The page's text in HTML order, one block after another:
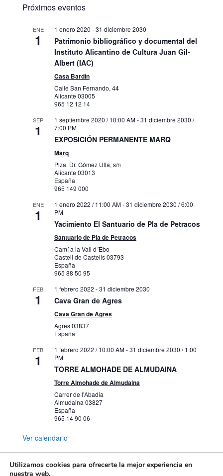
Próximos eventos
ENE
1
1 enero 2020 -31 diciembre 2030
Patrimonio bibliográfico y documental del
Instituto Alicantino de Cultura Juan Gil-
Albert (IAC)
Casa Bardín
Calle San Fernando, 44
Alicante 03005
965 12 12 14
SEP
1
1 septiembre 2020 / 10:00 AM-31 diciembre 2030 /
7:00 PM
EXPOSICIÓN PERMANENTE MARQ
Marq
Plza. Dr. Gómez Ulla, s/n
Alicante 03013
España
965 149 000
ENE
1
1 enero 2022 / 11:00 AM-31 diciembre 2030 / 6:00
PM
Yacimiento El Santuario de Pla de Petracos
Santuario de Pla de Petracos
Camí a la Vall d´Ebo
Castell de Castells03793
España
965 88 50 95
FEB
1
1 febrero 2022 -31 diciembre 2030
Cava Gran de Agres
Cava Gran de Agres
Agres03837
España
FEB
1
1 febrero 2022 / 10:00 AM-31 diciembre 2030 / 1:00
PM
TORRE ALMOHADE DE ALMUDAINA
Torre Almohade de Almudaina
Carrer de l'Abadia
Almudaina 03827
España
965 14 90 06
Ver calendario
Utilizamos cookies para ofrecerte la mejor experiencia en
nuestra web.